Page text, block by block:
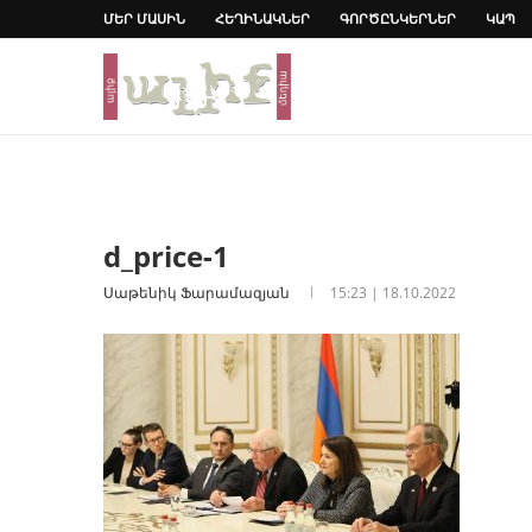
ՄԵՐ ՄԱՍԻՆ ՀԵՂԻՆԱԿՆԵՐ ԳՈՐԾԸՆԿԵՐՆԵՐ ԿԱՊ
d_price-1
Սաթենիկ Ֆարամազյան 15:23 | 18.10.2022